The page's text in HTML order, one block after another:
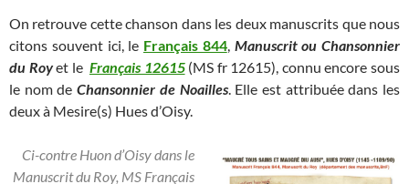
On retrouve cette chanson dans les deux manuscrits que nous
citons souvent ici, le Français 844, Manuscrit ou Chansonnier
du Royet le Français 12615 (MS fr 12615), connu encore sous
le nom deChansonnier de Noailles. Elle est attribuée dans les
deux à Mesire(s) Hues d’Oisy.
Ci-contre Huon d’Oisy dans le
Manuscrit du Roy, MS Français